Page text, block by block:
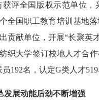
评全国版权示范单位
全国职工教育培训基地
贡献单位，开展“长聚英
织大学签订校地人才合作
员192名 ， 认定G类人才519
发展动能后劲不断增强